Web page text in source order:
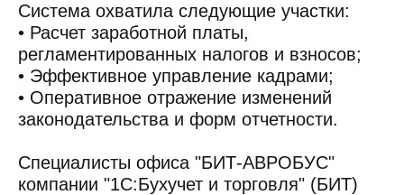
Система охватила следующие участки:
• Расчет заработной платы,
регламентированных налогов и взносов;
• Эффективное управление кадрами;
• Оперативное отражение изменений
законодательства и форм отчетности.
Специалисты офиса "БИТ-АВРОБУС"
компании "1С:Бухучет и торговля" (БИТ)